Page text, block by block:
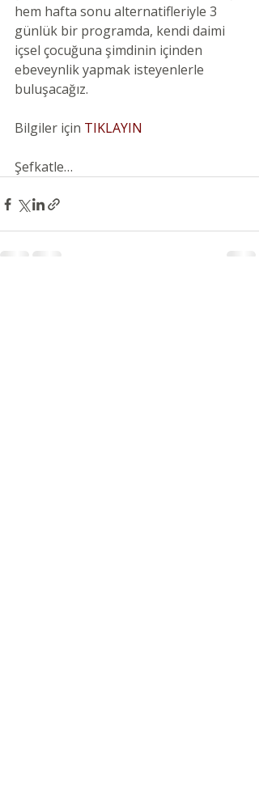
hem hafta sonu alternatifleriyle 3
günlük bir programda, kendi daimi
içsel çocuğuna şimdinin içinden
ebeveynlik yapmak isteyenlerle
buluşacağız.
Bilgiler için TIKLAYIN
Şefkatle…